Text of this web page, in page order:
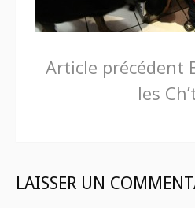
Lire
Article précédent
les
LAISSER UN